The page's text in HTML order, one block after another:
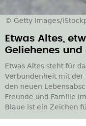
© Getty Images/
Etwas Altes,
Geliehenes
Etwas Altes steht für
Verbundenheit mit der
den neuen
Freunde und Familie
Blaue ist ein Zeichen